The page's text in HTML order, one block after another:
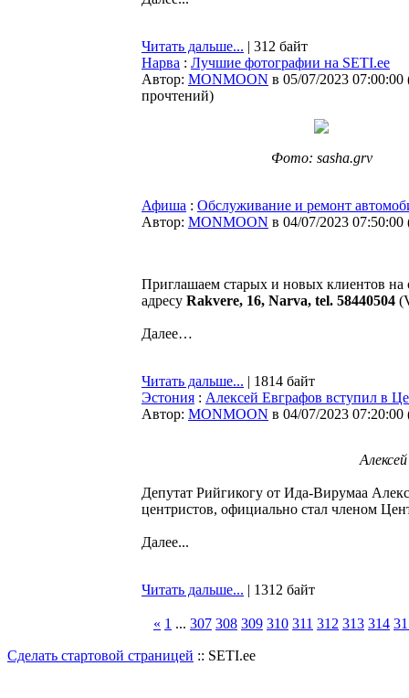
Читать дальше... | 312 байт
Нарва : Лучшие фотографии на SETI.ee
Автор: MONMOON в 05/07/2023 07:00:00
прочтений)
Фото: sasha.grv
Афиша : Обслуживание и ремонт
Автор: MONMOON в 04/07/2023 07:50:00
Приглашаем старых и новых клиентов
адресу Rakvere, 16, Narva, tel. 58440504
Далее…
Читать дальше... | 1814 байт
Эстония : Алексей Евграфов вступил в
Автор: MONMOON в 04/07/2023 07:20:00
Депутат Рийгикогу от Ида-Вирумаа
центристов, официально стал членом
Далее...
Читать дальше... | 1312 байт
« 1 ... 307 308 309 310 311 312 313 314
Сделать стартовой страницей :: SETI.ee